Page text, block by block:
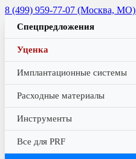
8 (499) 959-77-07 (Москва, МО)
Спецпредложения
Уценка
Имплантационные системы
Расходные материалы
Инструменты
Все для PRF